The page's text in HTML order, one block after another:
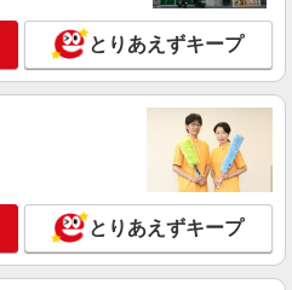
きやすさで選ぶならココ！障がい
時定時
円〜2250円 ＜日払い有/週払い有/交
葉町 ≪最寄：茨木市駅≫
詳細を見る
とりあえずキープ
とりあえずキープ